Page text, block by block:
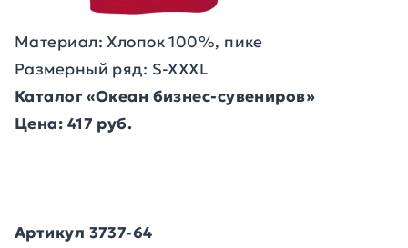
Материал: Хлопок 100%, пике
Размерный ряд: S-XXXL
Каталог «Океан бизнес-сувениров»
Цена: 417 руб.
Артикул 3737-64